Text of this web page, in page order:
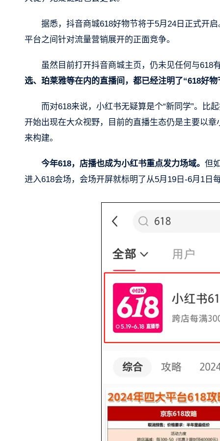
据悉，抖音商城618好物节将于5月24日正式开
平台之间针对流量营销展开的正面竞争。
虽然目前打开抖音商城主页，仍未见任何与618
选、珀莱雅等在内的直播间，都已经注明了“618好
而对618来说，小红书无疑算是个“新同学”。比
开始出现在大众视野，目前的直播生态仍是主要以
来构建。
今年618，店播也成为小红书重点发力场域。 但
进入618会场，会场开屏就标明了从5月19日-6月1日